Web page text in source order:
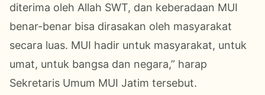
diterima oleh Allah SWT, dan keberadaan MUI
benar-benar bisa dirasakan oleh masyarakat
secara luas. MUI hadir untuk masyarakat, untuk
umat, untuk bangsa dan negara,” harap
Sekretaris Umum MUI Jatim tersebut.